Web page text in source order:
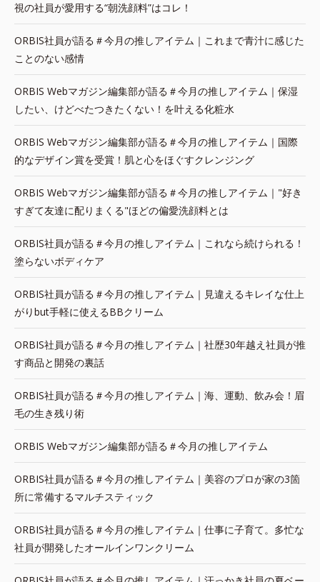
視の社員が愛用する“朝洗顔料”はコレ！
ORBIS社員が語る＃今月の推しアイテム｜これまで青汁に感じた
ことのない感情
ORBIS Webマガジン編集部が語る＃今月の推しアイテム｜保湿
したい、けどべたつきたくない！を叶える化粧水
ORBIS Webマガジン編集部が語る＃今月の推しアイテム｜国際
的なデザイン賞を受賞！肌と心をほぐすクレンジング
ORBIS Webマガジン編集部が語る＃今月の推しアイテム｜"好き
すぎて友達に配りまくる"ほどの偏愛洗顔料とは
ORBIS社員が語る＃今月の推しアイテム｜これなら続けられる！
塗らないボディケア
ORBIS社員が語る＃今月の推しアイテム｜見違えるキレイな仕上
がりbut手軽に使えるBBクリーム
ORBIS社員が語る＃今月の推しアイテム｜社歴30年越え社員が推
す商品と開発の裏話
ORBIS社員が語る＃今月の推しアイテム｜海、運動、飲み会！眉
毛の生き残り術
ORBIS Webマガジン編集部が語る＃今月の推しアイテム
ORBIS社員が語る＃今月の推しアイテム｜美容のプロが家の3箇
所に常備するマルチスティック
ORBIS社員が語る＃今月の推しアイテム｜仕事に子育て。多忙な
社員が開発したオールインワンクリーム